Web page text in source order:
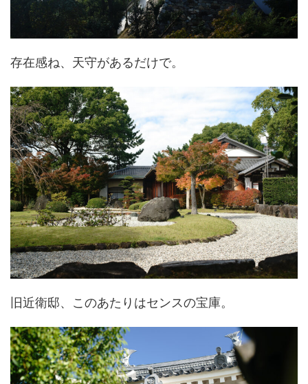
存在感ね、天守があるだけで。
旧近衛邸、このあたりはセンスの宝庫。